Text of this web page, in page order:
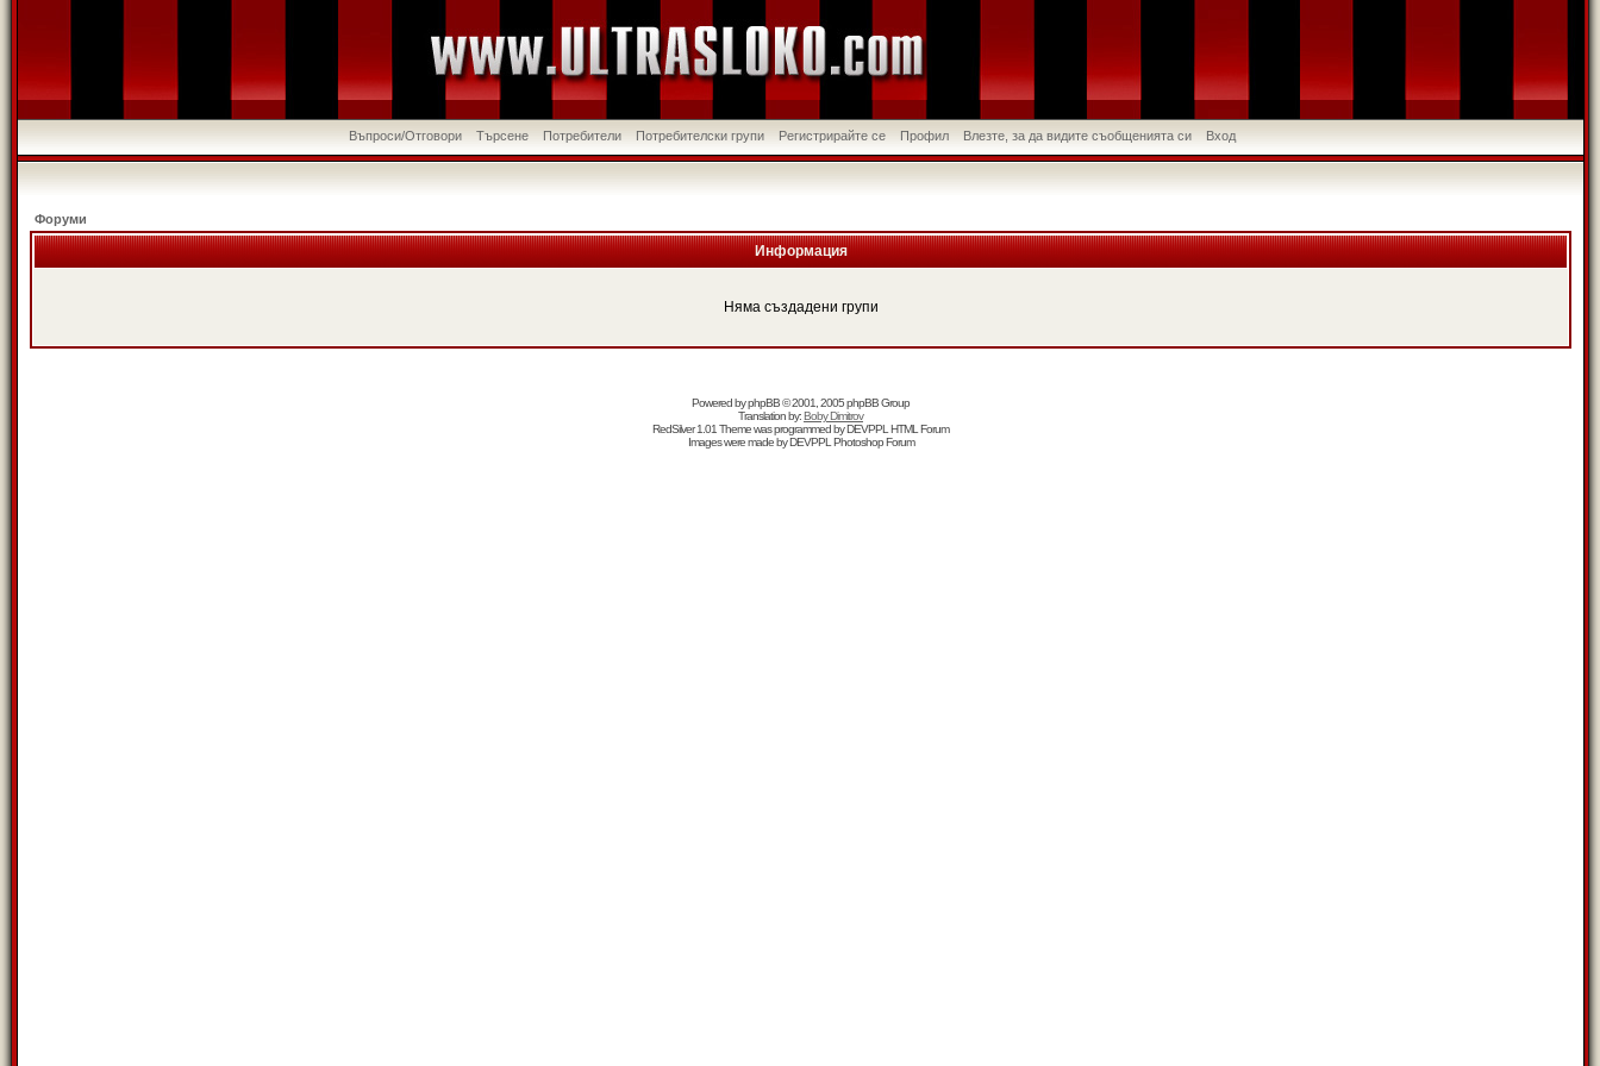
Въпроси/Отговори Търсене Потребители Потребителски групи Регистрирайте се Профил Влезте, за да видите съобщенията си Вход
Форуми
Информация
Няма създадени групи
Powered byphpBB© 2001, 2005 phpBB Group
Translation by:Boby Dimitrov
RedSilver 1.01 Theme was programmed byDEVPPL HTML Forum
Images were made byDEVPPL Photoshop Forum